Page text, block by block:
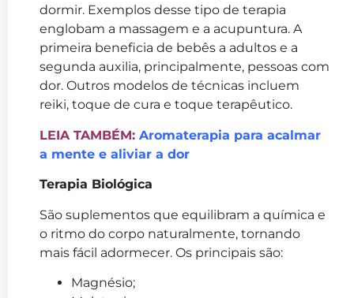
dormir. Exemplos desse tipo de terapia
englobam a massagem e a acupuntura. A
primeira beneficia de bebês a adultos e a
segunda auxilia, principalmente, pessoas com
dor. Outros modelos de técnicas incluem
reiki, toque de cura e toque terapêutico.
LEIA TAMBÉM: Aromaterapia para acalmar
a mente e aliviar a dor
Terapia Biológica
São suplementos que equilibram a química e
o ritmo do corpo naturalmente, tornando
mais fácil adormecer. Os principais são:
Magnésio;